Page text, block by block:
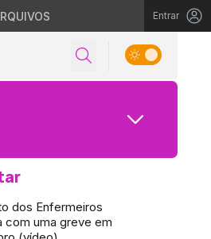
Entrar
dos Enfermeiros
com uma greve em